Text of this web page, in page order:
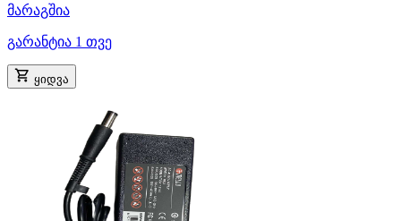
მარაგშია
გარანტია 1 თვე
ყიდვა